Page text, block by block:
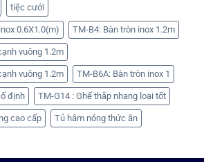
tiệc cưới
0.6X1.0(m) TM-B4: Bàn tròn inox 1.2m
vuông 1.2m
vuông 1.2m TM-B6A: Bàn tròn inox 1
định TM-G14 : Ghế thắp nhang loại tốt
cao cấp Tủ hâm nóng thức ăn